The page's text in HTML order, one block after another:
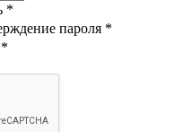
*
пароля *
*